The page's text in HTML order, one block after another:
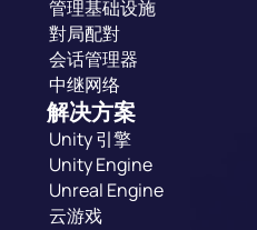
管理基础设施
對局配對
会话管理器
中继网络
解决方案
Unity 引擎
Unity Engine
Unreal Engine
云游戏